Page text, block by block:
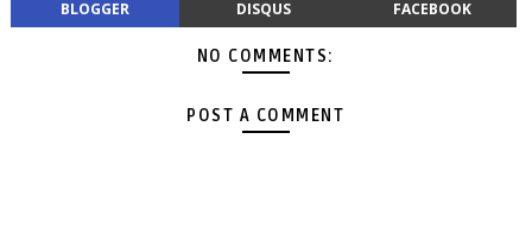
BLOGGER DISQUS FACEBOOK
NO COMMENTS:
POST A COMMENT